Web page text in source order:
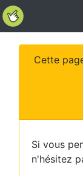
Cette
Si vous
n'hésitez